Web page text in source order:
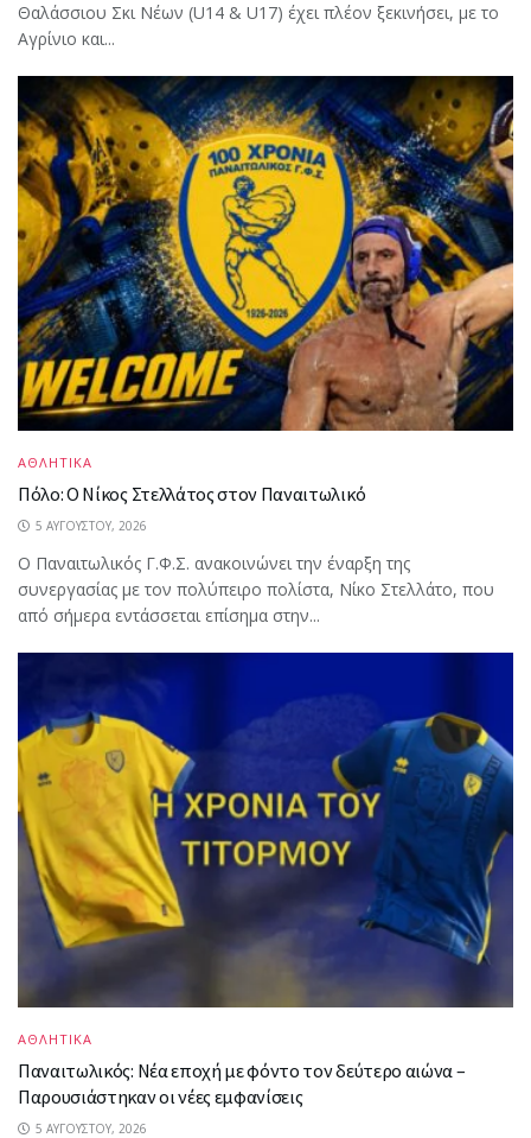
Θαλάσσιου Σκι Νέων (U14 & U17) έχει πλέον ξεκινήσει, με το
Αγρίνιο και...
ΑΘΛΗΤΙΚΑ
Πόλο: Ο Νίκος Στελλάτος στον Παναιτωλικό
5 ΑΥΓΟΎΣΤΟΥ, 2026
Ο Παναιτωλικός Γ.Φ.Σ. ανακοινώνει την έναρξη της
συνεργασίας με τον πολύπειρο πολίστα, Νίκο Στελλάτο, που
από σήμερα εντάσσεται επίσημα στην...
ΑΘΛΗΤΙΚΑ
Παναιτωλικός: Νέα εποχή με φόντο τον δεύτερο αιώνα –
Παρουσιάστηκαν οι νέες εμφανίσεις
5 ΑΥΓΟΎΣΤΟΥ, 2026